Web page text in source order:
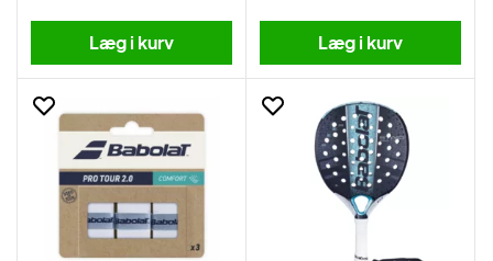
Læg i kurv Læg i kurv